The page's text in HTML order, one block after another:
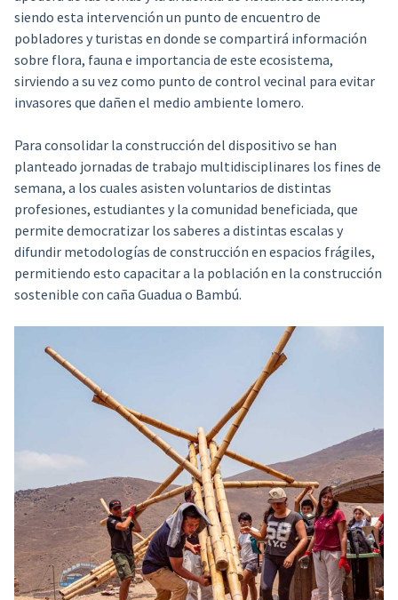
siendo esta intervención un punto de encuentro de
pobladores y turistas en donde se compartirá información
sobre flora, fauna e importancia de este ecosistema,
sirviendo a su vez como punto de control vecinal para evitar
invasores que dañen el medio ambiente lomero.
Para consolidar la construcción del dispositivo se han
planteado jornadas de trabajo multidisciplinares los fines de
semana, a los cuales asisten voluntarios de distintas
profesiones, estudiantes y la comunidad beneficiada, que
permite democratizar los saberes a distintas escalas y
difundir metodologías de construcción en espacios frágiles,
permitiendo esto capacitar a la población en la construcción
sostenible con caña Guadua o Bambú.